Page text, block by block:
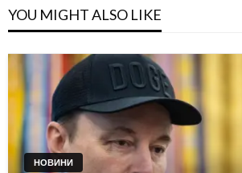
YOU MIGHT ALSO LIKE
НОВИНИ